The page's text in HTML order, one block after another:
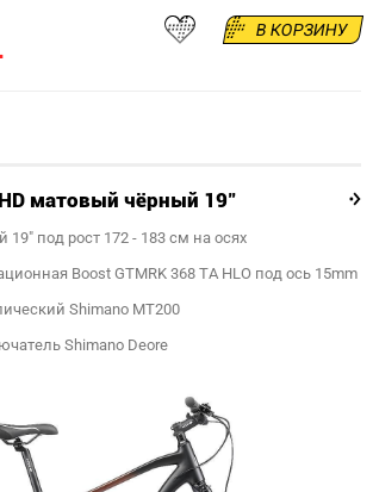
В КОРЗИНУ
HD матовый чёрный 19"
под рост 172 - 183 см на осях
Boost GTMRK 368 TA HLO под ось 15mm
Shimano MT200
Shimano Deore